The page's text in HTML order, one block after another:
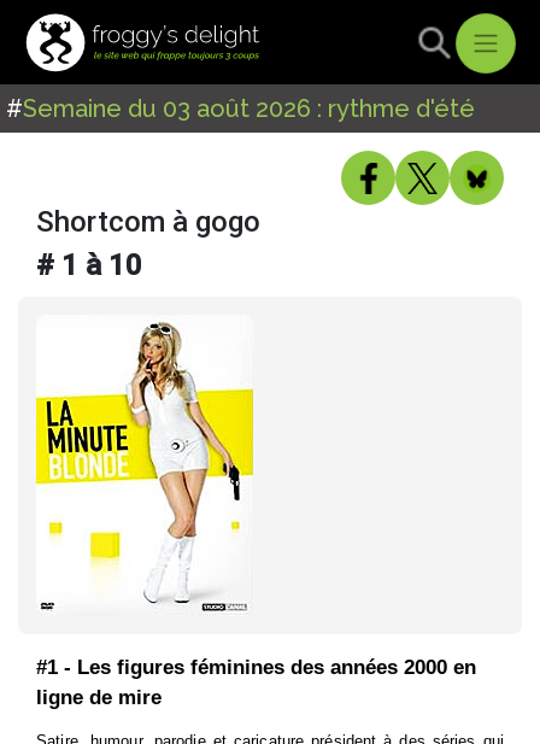
#Semaine du 03 août 2026 : rythme d'été
Shortcom à gogo
# 1 à 10
#1 - Les figures féminines des années 2000 en
ligne de mire